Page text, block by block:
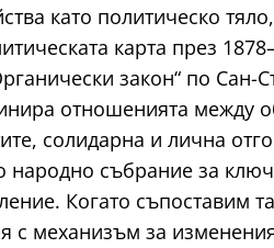
като политическо
карта през
закон“ по Сан-
отношенията между
солидарна и лична
народно събрание за
Когато съпоставим
с механизъм за